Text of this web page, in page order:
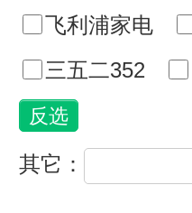
飞利浦家电
三五二352
其它：